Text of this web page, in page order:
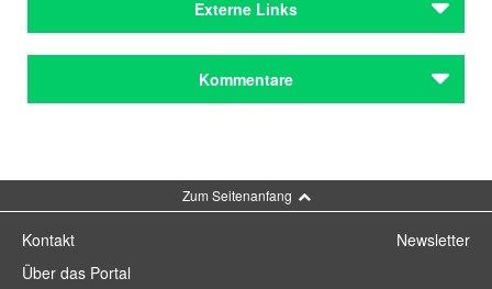
Gomringer, Nora
Maar, Paul
Yelin, Barbara
Bayerischer Rundfunk
Externe Links
Literaturfest München
Kommentare
Zum Seitenanfang
Kontakt
Über das Portal
Newsletter